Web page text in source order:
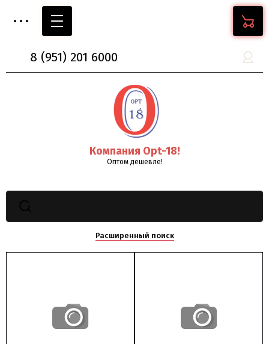
8 (951) 201 6000
Компания Opt-18!
Оптом дешевле!
Расширенный поиск